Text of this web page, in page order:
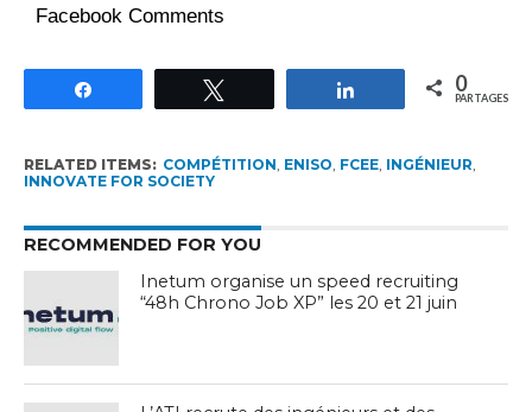
Facebook Comments
Partagez 0
PARTAGES
RELATED ITEMS: COMPÉTITION, ENISO, FCEE, INGÉNIEUR,
INNOVATE FOR SOCIETY
RECOMMENDED FOR YOU
Inetum organise un speed recruiting
“48h Chrono Job XP” les 20 et 21 juin